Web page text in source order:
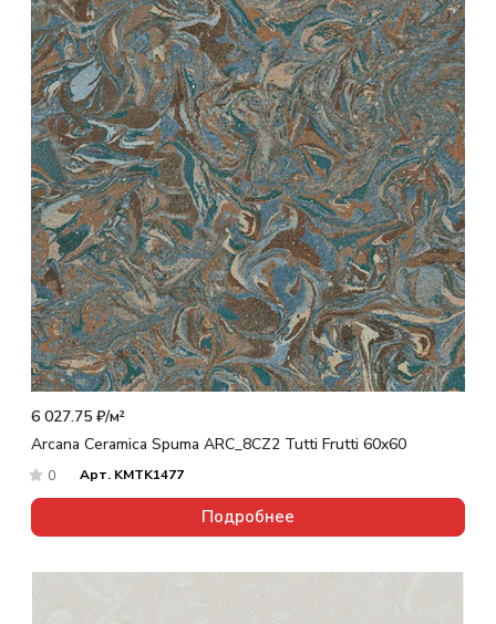
6 027.75 ₽/м²
Arcana Ceramica Spuma ARC_8CZ2 Tutti Frutti 60x60
0 Арт. KMTK1477
Подробнее